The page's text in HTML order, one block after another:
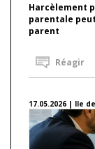
Harcèlement
parentale
parent
Réagir
17.05.2026 | Ile